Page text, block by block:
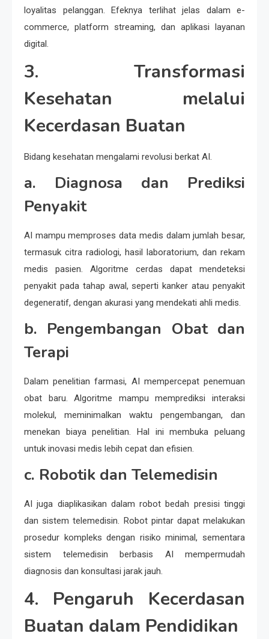
loyalitas pelanggan. Efeknya terlihat jelas dalam e-
commerce, platform streaming, dan aplikasi layanan
digital.
3. Transformasi
Kesehatan melalui
Kecerdasan Buatan
Bidang kesehatan mengalami revolusi berkat AI.
a. Diagnosa dan Prediksi
Penyakit
AI mampu memproses data medis dalam jumlah besar,
termasuk citra radiologi, hasil laboratorium, dan rekam
medis pasien. Algoritme cerdas dapat mendeteksi
penyakit pada tahap awal, seperti kanker atau penyakit
degeneratif, dengan akurasi yang mendekati ahli medis.
b. Pengembangan Obat dan
Terapi
Dalam penelitian farmasi, AI mempercepat penemuan
obat baru. Algoritme mampu memprediksi interaksi
molekul, meminimalkan waktu pengembangan, dan
menekan biaya penelitian. Hal ini membuka peluang
untuk inovasi medis lebih cepat dan efisien.
c. Robotik dan Telemedisin
AI juga diaplikasikan dalam robot bedah presisi tinggi
dan sistem telemedisin. Robot pintar dapat melakukan
prosedur kompleks dengan risiko minimal, sementara
sistem telemedisin berbasis AI mempermudah
diagnosis dan konsultasi jarak jauh.
4. Pengaruh Kecerdasan
Buatan dalam Pendidikan